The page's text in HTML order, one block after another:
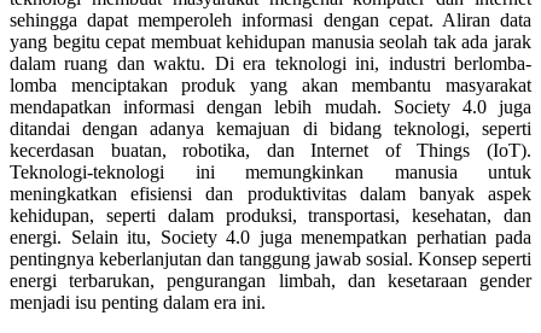
sehingga dapat memperoleh informasi dengan cepat. Aliran data
yang begitu cepat membuat kehidupan manusia seolah tak ada jarak
dalam ruang dan waktu. Di era teknologi ini, industri berlomba-
lomba menciptakan produk yang akan membantu masyarakat
mendapatkan informasi dengan lebih mudah. Society 4.0 juga
ditandai dengan adanya kemajuan di bidang teknologi, seperti
kecerdasan buatan, robotika, dan Internet of Things (IoT).
Teknologi-teknologi ini memungkinkan manusia untuk
meningkatkan efisiensi dan produktivitas dalam banyak aspek
kehidupan, seperti dalam produksi, transportasi, kesehatan, dan
energi. Selain itu, Society 4.0 juga menempatkan perhatian pada
pentingnya keberlanjutan dan tanggung jawab sosial. Konsep seperti
energi terbarukan, pengurangan limbah, dan kesetaraan gender
menjadi isu penting dalam era ini.